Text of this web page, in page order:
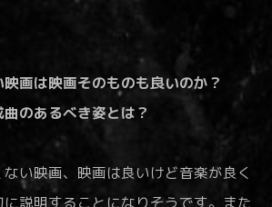
画は映画そのものも良いのか？
のあるべき姿とは？
い映画、映画は良いけど音楽が良く